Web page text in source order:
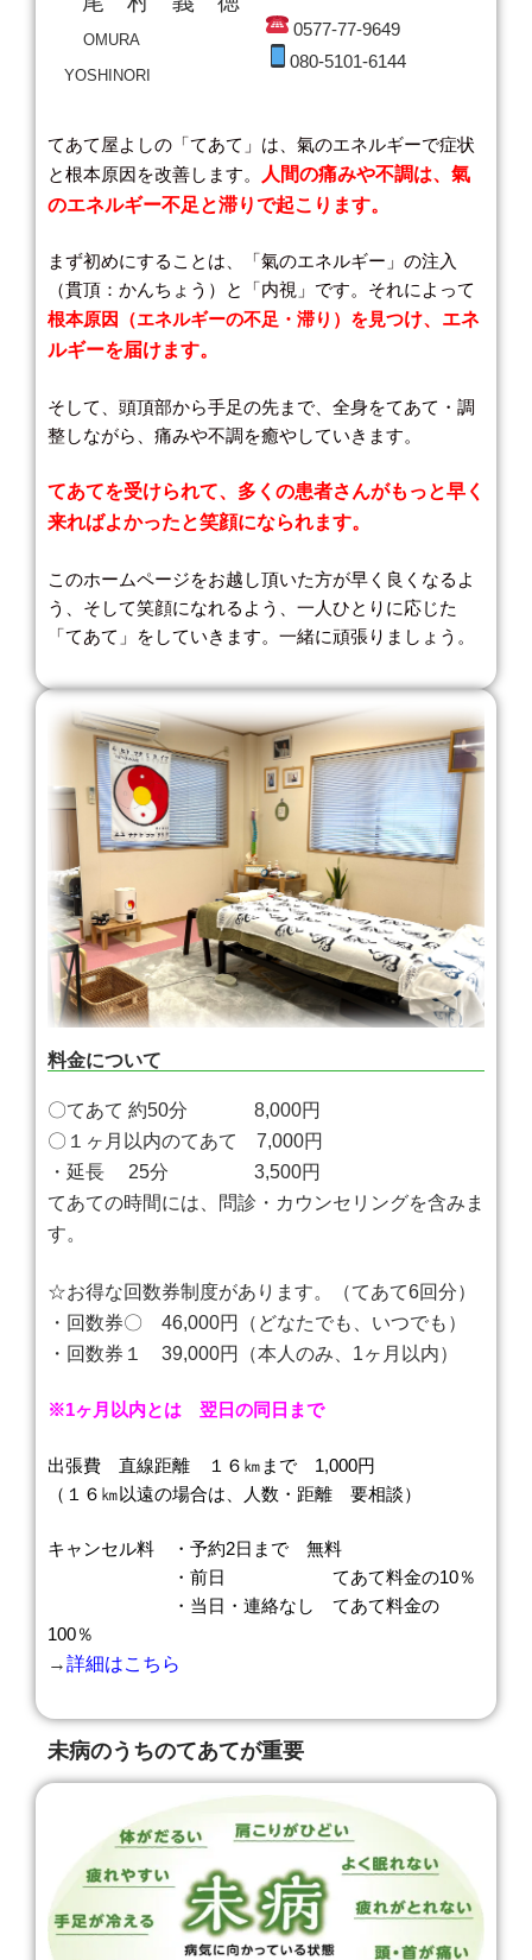
OMURA
YOSHINORI
0577-77-9649
080-5101-6144
てあて屋よしの「てあて」は、氣のエネルギーで症状
と根本原因を改善します。
人間の痛みや不調は、氣
のエネルギー不足と滞りで起こります。
まず初めにすることは、「氣のエネルギー」の注入
（貫頂：かんちょう）と「内視」です。それによって
根本原因（エネルギーの不足・滞り）を見つけ、エネ
ルギーを届けます。
そして、頭頂部から手足の先まで、全身をてあて・調
整しながら、痛みや不調を癒やしていきます。
てあてを受けられて、多くの患者さんがもっと早く
来ればよかったと笑顔になられます。
このホームページをお越し頂いた方が早く良くなるよ
う、そして笑顔になれるよう、一人ひとりに応じた
「てあて」をしていきます。一緒に頑張りましょう。
料金について
〇てあて 約50分 8,000円
〇１ヶ月以内のてあて 7,000円
・延長 25分 3,500円
てあての時間には、問診・カウンセリングを含みま
す。
☆お得な回数券制度があります。（てあて6回分）
・回数券〇 46,000円（どなたでも、いつでも）
・回数券１ 39,000円（本人のみ、1ヶ月以内）
※1ヶ月以内とは 翌日の同日まで
出張費 直線距離 １６㎞まで 1,000円
（１６㎞以遠の場合は、人数・距離 要相談）
キャンセル料 ・予約2日まで 無料
・前日 てあて料金の10％
・当日・連絡なし てあて料金の
100％
→詳細はこちら
未病のうちのてあてが重要